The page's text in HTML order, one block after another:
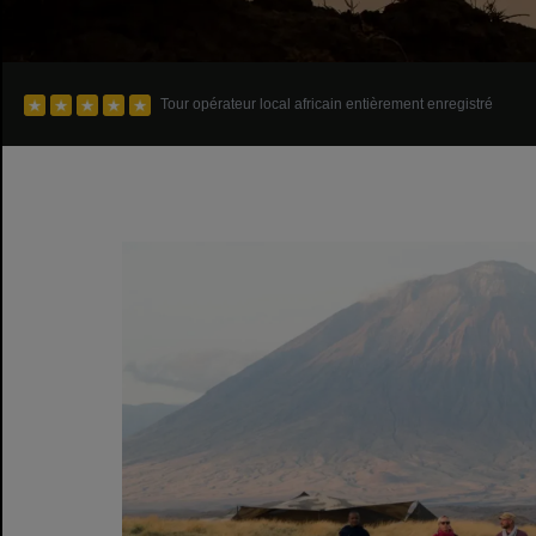
Tour opérateur local africain entièrement enregistré